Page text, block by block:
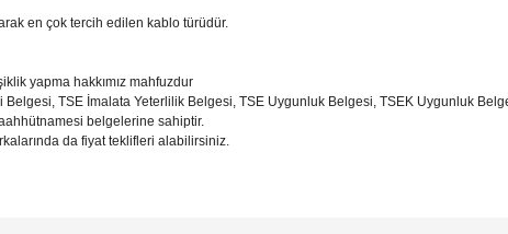
en çok tercih edilen kablo türüdür.
yapma hakkımız mahfuzdur
TSE İmalata Yeterlilik Belgesi, TSE Uygunluk Belgesi, TSEK Uygunluk
belgelerine sahiptir.
da fiyat teklifleri alabilirsiniz.